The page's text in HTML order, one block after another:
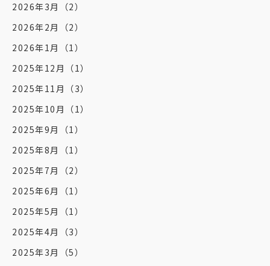
2026年3月
（2）
2026年2月
（2）
2026年1月
（1）
2025年12月
（1）
2025年11月
（3）
2025年10月
（1）
2025年9月
（1）
2025年8月
（1）
2025年7月
（2）
2025年6月
（1）
2025年5月
（1）
2025年4月
（3）
2025年3月
（5）